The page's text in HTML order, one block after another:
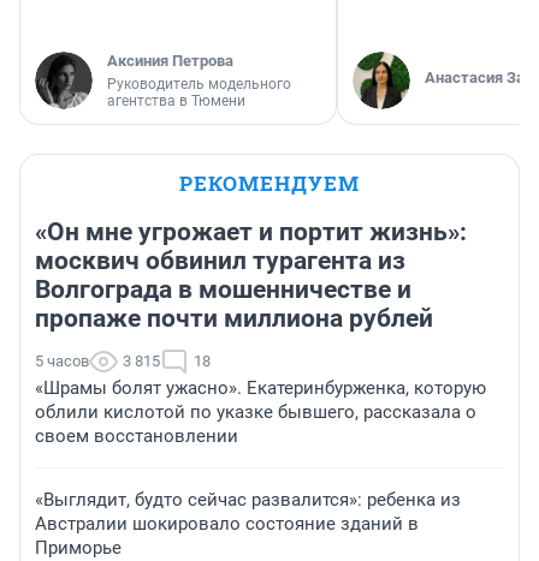
Аксиния Петрова
Руководитель модельного
агентства в Тюмени
Анастасия
РЕКОМЕНДУЕМ
«Он мне угрожает и портит жизнь»:
москвич обвинил турагента из
Волгограда в мошенничестве и
пропаже почти миллиона рублей
5 часов 3 815 18
«Шрамы болят ужасно». Екатеринбурженка, которую
облили кислотой по указке бывшего, рассказала о
своем восстановлении
«Выглядит, будто сейчас развалится»: ребенка из
Австралии шокировало состояние зданий в
Приморье